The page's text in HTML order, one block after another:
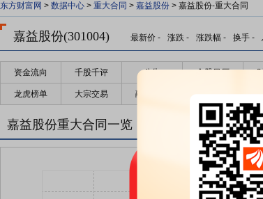
东方财富网 > 数据中心 > 重大合同 > 嘉益股份 > 嘉益股份-重大合同
嘉益股份(301004) 最新价 - 涨跌 - 涨跌幅 - 换手 -
资金流向 千股千评 公告 个股日历
龙虎榜单 大宗交易 融资融券 高管持股
嘉益股份重大合同一览